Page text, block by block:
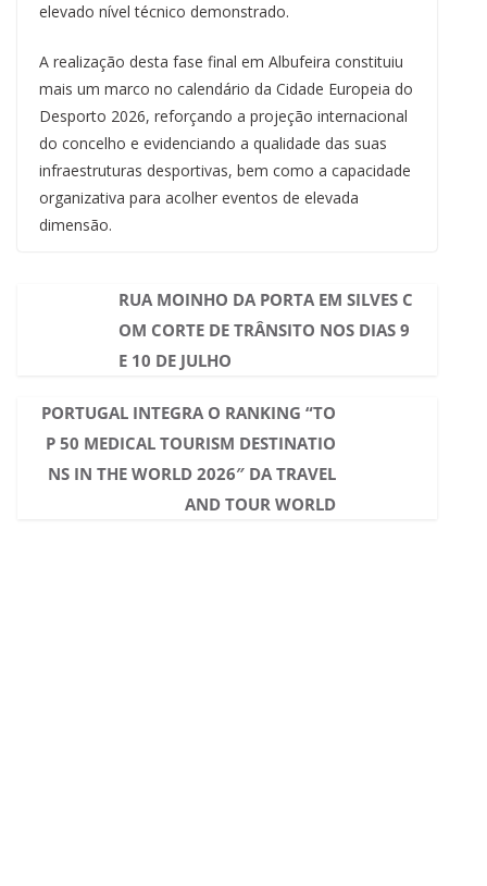
elevado nível técnico demonstrado.
A realização desta fase final em Albufeira constituiu
mais um marco no calendário da Cidade Europeia do
Desporto 2026, reforçando a projeção internacional
do concelho e evidenciando a qualidade das suas
infraestruturas desportivas, bem como a capacidade
organizativa para acolher eventos de elevada
dimensão.
RUA MOINHO DA PORTA EM SILVES C
OM CORTE DE TRÂNSITO NOS DIAS 9
E 10 DE JULHO
PORTUGAL INTEGRA O RANKING “TO
P 50 MEDICAL TOURISM DESTINATIO
NS IN THE WORLD 2026″ DA TRAVEL
AND TOUR WORLD